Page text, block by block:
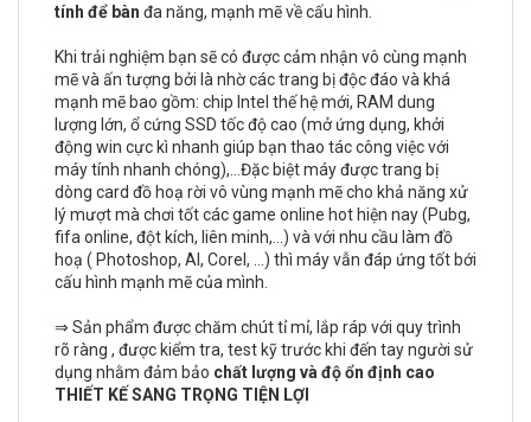
tính để bàn đa năng, mạnh mẽ về cấu hình.
Khi trải nghiệm bạn sẽ có được cảm nhận vô cùng mạnh
mẽ và ấn tượng bởi là nhờ các trang bị độc đáo và khá
mạnh mẽ bao gồm: chip Intel thế hệ mới, RAM dung
lượng lớn, ổ cứng SSD tốc độ cao (mở ứng dụng, khởi
động win cực kì nhanh giúp bạn thao tác công việc với
máy tính nhanh chóng),...Đặc biệt máy được trang bị
dòng card đồ hoạ rời vô vùng mạnh mẽ cho khả năng xử
lý mượt mà chơi tốt các game online hot hiện nay (Pubg,
fifa online, đột kích, liên minh,...) và với nhu cầu làm đồ
hoạ ( Photoshop, AI, Corel, ...) thì máy vẫn đáp ứng tốt bới
cấu hình mạnh mẽ của mình.
⇒ Sản phẩm được chăm chút tỉ mỉ, lắp ráp với quy trình
rõ ràng , được kiểm tra, test kỹ trước khi đến tay người sử
dụng nhằm đảm bảo chất lượng và độ ổn định cao
THIẾT KẾ SANG TRỌNG TIỆN LỢI